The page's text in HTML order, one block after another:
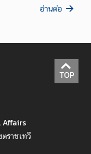
อ่านต่อ
TOP
Affairs
ราชเทวี